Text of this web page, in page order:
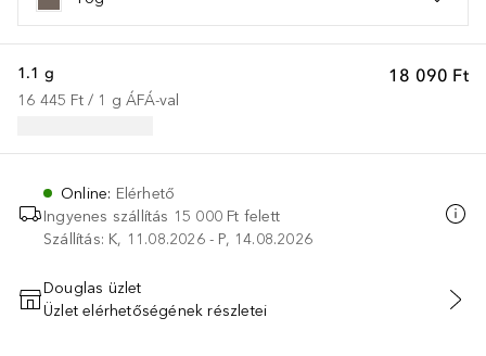
18 090 Ft
1.1 g
16 445 Ft / 1 g ÁFÁ-val
Online: Elérhető
Ingyenes szállítás 15 000 Ft felett
Szállítás: K, 11.08.2026 - P, 14.08.2026
KOSÁRBA HELYEZÉS
Douglas üzlet
Üzlet elérhetőségének részletei